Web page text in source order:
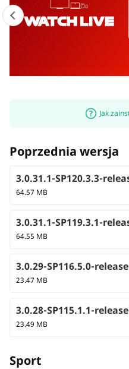
Jak
Poprzednia wersja
3.0.31.1-SP120.3.3-
64.57 MB
3.0.31.1-SP119.3.1-
64.55 MB
3.0.29-SP116.5.0-
23.47 MB
3.0.28-SP115.1.1-
23.49 MB
Sport